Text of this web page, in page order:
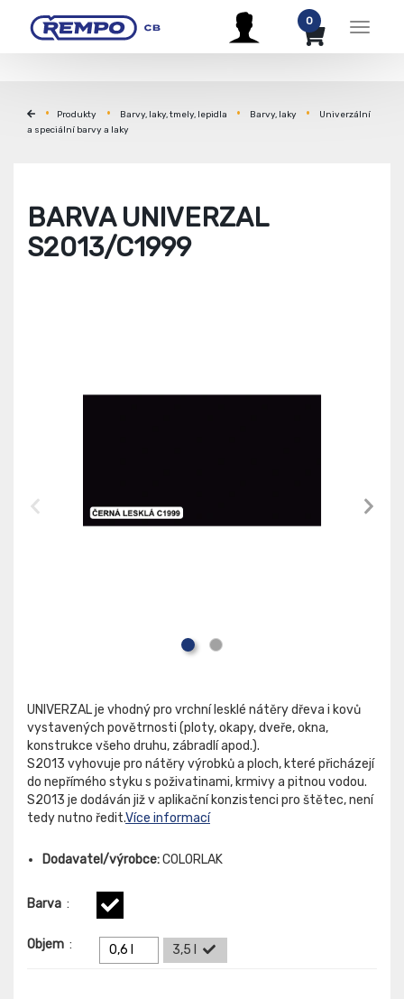
Menu
0
Produkty Barvy, laky, tmely, lepidla Barvy, laky
Univerzální
a speciální barvy a laky
BARVA UNIVERZAL
S2013/C1999
UNIVERZAL je vhodný pro vrchní lesklé nátěry dřeva i kovů
vystavených povětrnosti (ploty, okapy, dveře, okna,
konstrukce všeho druhu, zábradlí apod.).
S2013 vyhovuje pro nátěry výrobků a ploch, které přicházejí
do nepřímého styku s poživatinami, krmivy a pitnou vodou.
S2013 je dodáván již v aplikační konzistenci pro štětec, není
tedy nutno ředit.Více informací
Dodavatel/výrobce:COLORLAK
Barva :
Objem : 0,6 l 3,5 l